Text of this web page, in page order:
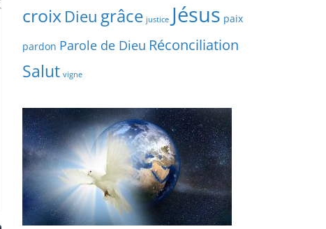
croix Dieu grâce justice Jésus paix
pardon Parole de Dieu Réconciliation
Salut vigne